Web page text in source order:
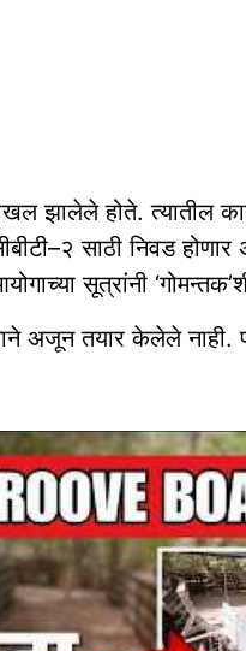
झालेले होते. त्‍यातील
साठी निवड
सूत्रांनी
अजून तयार केलेले